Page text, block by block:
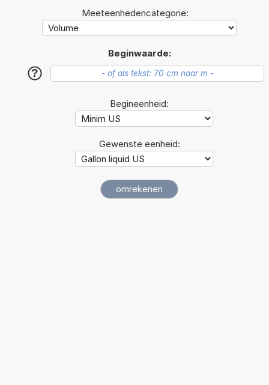
Meeteenhedencategorie:
Beginwaarde:
?
Begineenheid:
Gewenste eenheid: